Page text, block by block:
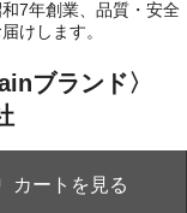
7年創業、品質・安全
けします。
ブランド〉
カートを見る